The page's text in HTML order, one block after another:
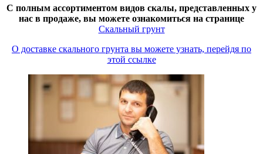
С полным ассортиментом видов скалы, представленных у
нас в продаже, вы можете ознакомиться на странице
Скальный грунт
О доставке скального грунта вы можете узнать, перейдя по
этой ссылке